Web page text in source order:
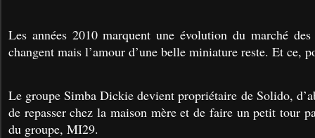
Les années 2010 marquent une évolution du marché
changent mais l’amour d’une belle miniature reste. Et ce,
Le groupe Simba Dickie devient propriétaire de Solido, d
de repasser chez la maison mère et de faire un petit tour
du groupe, MI29.